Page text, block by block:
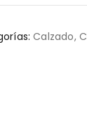
Calzado,